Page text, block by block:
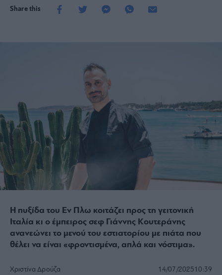
Share this
Η πυξίδα του Εν Πλω κοιτάζει προς τη γειτονική
Ιταλία κι ο έμπειρος σεφ Γιάννης Κουτεράνης
ανανεώνει το μενού του εστιατορίου με πιάτα που
θέλει να είναι «φροντισμένα, απλά και νόστιμα».
Χριστίνα Δρούζα 14/07/202510:39